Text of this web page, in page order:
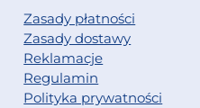
Zasady płatności
Zasady dostawy
Reklamacje
Regulamin
Polityka prywatności